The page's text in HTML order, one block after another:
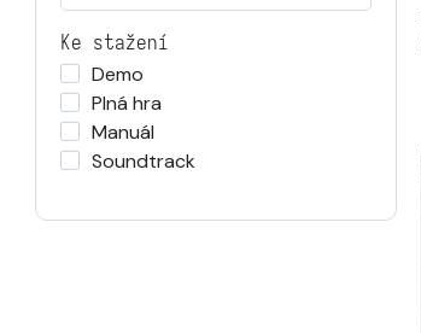
Ke stažení
Demo
Plná hra
Manuál
Soundtrack